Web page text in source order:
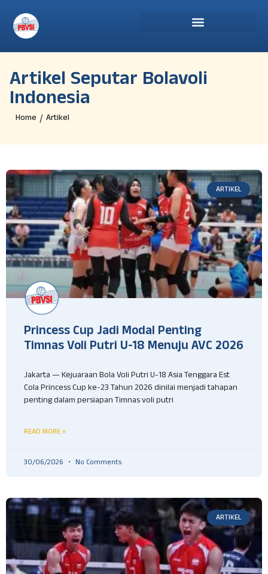
Artikel Seputar Bolavoli
Indonesia
Home / Artikel
ARTIKEL
Princess Cup Jadi Modal Penting
Timnas Voli Putri U-18 Menuju AVC 2026
Jakarta — Kejuaraan Bola Voli Putri U-18 Asia Tenggara Est
Cola Princess Cup ke-23 Tahun 2026 dinilai menjadi tahapan
penting dalam persiapan Timnas voli putri
READ MORE »
30/06/2026 No Comments
ARTIKEL